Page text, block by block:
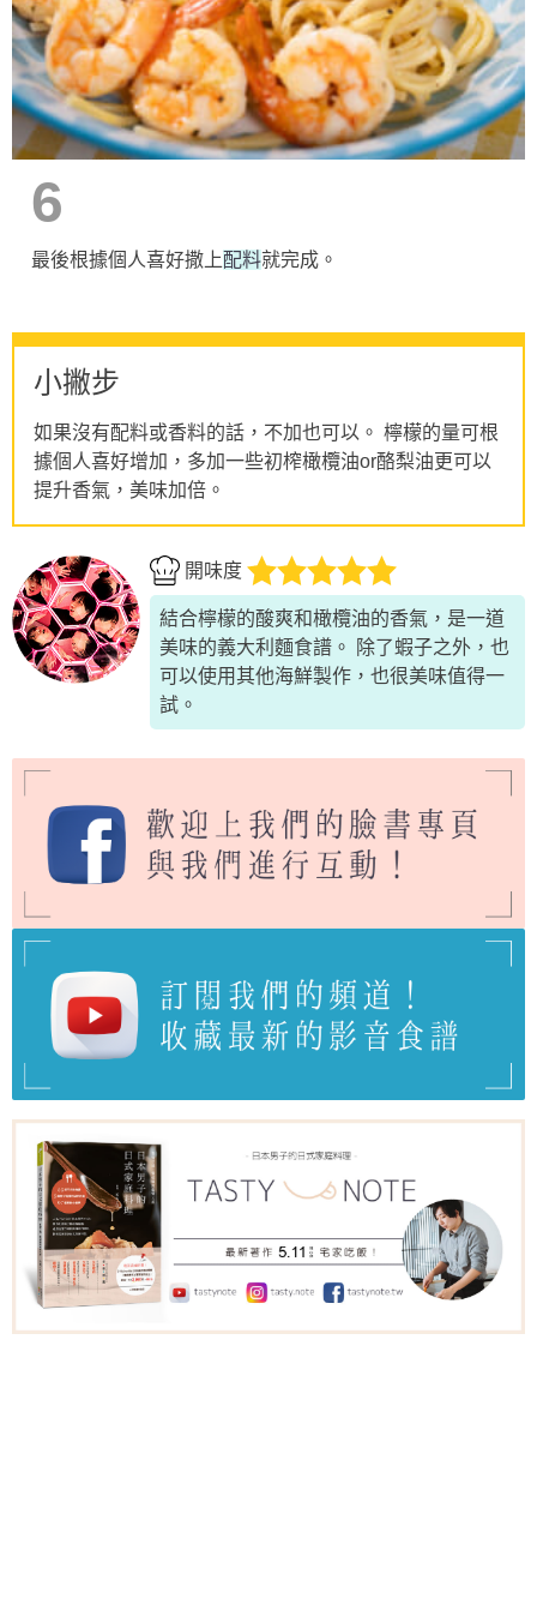
6
最後根據個人喜好撒上配料就完成。
小撇步
如果沒有配料或香料的話，不加也可以。 檸檬的量可根
據個人喜好增加，多加一些初榨橄欖油or酪梨油更可以
提升香氣，美味加倍。
開味度
結合檸檬的酸爽和橄欖油的香氣，是一道
美味的義大利麵食譜。 除了蝦子之外，也
可以使用其他海鮮製作，也很美味值得一
試。